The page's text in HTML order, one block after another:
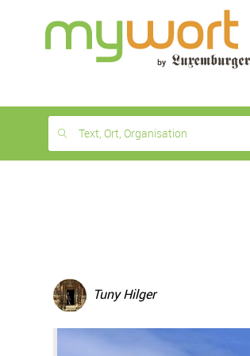
month
free
Text, Ort, Organisation
Tuny Hilger